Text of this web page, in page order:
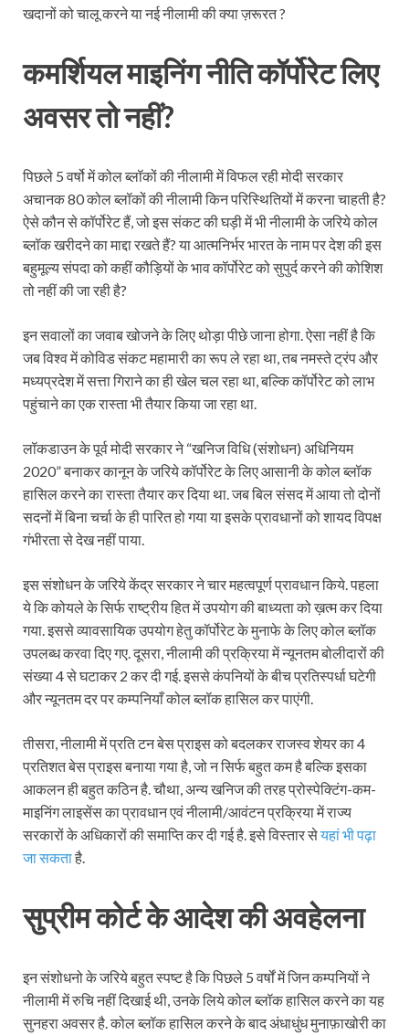
खदानों को चालू करने या नई नीलामी की क्या ज़रूरत ?
कमर्शियल माइनिंग नीति कॉर्पोरेट लिए
अवसर तो नहीं?
पिछले 5 वर्षो में कोल ब्लॉकों की नीलामी में विफल रही मोदी सरकार
अचानक 80 कोल ब्लॉकों की नीलामी किन परिस्थितियों में करना चाहती है?
ऐसे कौन से कॉर्पोरेट हैं, जो इस संकट की घड़ी में भी नीलामी के जरिये कोल
ब्लॉक खरीदने का माद्दा रखते हैं? या आत्मनिर्भर भारत के नाम पर देश की इस
बहुमूल्य संपदा को कहीं कौड़ियों के भाव कॉर्पोरेट को सुपुर्द करने की कोशिश
तो नहीं की जा रही है?
इन सवालों का जवाब खोजने के लिए थोड़ा पीछे जाना होगा. ऐसा नहीं है कि
जब विश्व में कोविड संकट महामारी का रूप ले रहा था, तब नमस्ते ट्रंप और
मध्यप्रदेश में सत्ता गिराने का ही खेल चल रहा था, बल्कि कॉर्पोरेट को लाभ
पहुंचाने का एक रास्ता भी तैयार किया जा रहा था.
लॉकडाउन के पूर्व मोदी सरकार ने “खनिज विधि (संशोधन) अधिनियम
2020” बनाकर कानून के जरिये कॉर्पोरेट के लिए आसानी के कोल ब्लॉक
हासिल करने का रास्ता तैयार कर दिया था. जब बिल संसद में आया तो दोनों
सदनों में बिना चर्चा के ही पारित हो गया या इसके प्रावधानों को शायद विपक्ष
गंभीरता से देख नहीं पाया.
इस संशोधन के जरिये केंद्र सरकार ने चार महत्वपूर्ण प्रावधान किये. पहला
ये कि कोयले के सिर्फ राष्ट्रीय हित में उपयोग की बाध्यता को ख़त्म कर दिया
गया. इससे व्यावसायिक उपयोग हेतु कॉर्पोरेट के मुनाफे के लिए कोल ब्लॉक
उपलब्ध करवा दिए गए. दूसरा, नीलामी की प्रक्रिया में न्यूनतम बोलीदारों की
संख्या 4 से घटाकर 2 कर दी गई. इससे कंपनियों के बीच प्रतिस्पर्धा घटेगी
और न्यूनतम दर पर कम्पनियाँ कोल ब्लॉक हासिल कर पाएंगी.
तीसरा, नीलामी में प्रति टन बेस प्राइस को बदलकर राजस्व शेयर का 4
प्रतिशत बेस प्राइस बनाया गया है, जो न सिर्फ बहुत कम है बल्कि इसका
आकलन ही बहुत कठिन है. चौथा, अन्य खनिज की तरह प्रोस्पेक्टिंग-कम-
माइनिंग लाइसेंस का प्रावधान एवं नीलामी/आवंटन प्रक्रिया में राज्य
सरकारों के अधिकारों की समाप्ति कर दी गई है. इसे विस्तार सेयहां भी पढ़ा
जा सकताहै.
सुप्रीम कोर्ट के आदेश की अवहेलना
इन संशोधनो के जरिये बहुत स्पष्ट है कि पिछले 5 वर्षों में जिन कम्पनियों ने
नीलामी में रुचि नहीं दिखाई थी, उनके लिये कोल ब्लॉक हासिल करने का यह
सुनहरा अवसर है. कोल ब्लॉक हासिल करने के बाद अंधाधुंध मुनाफ़ाखोरी का